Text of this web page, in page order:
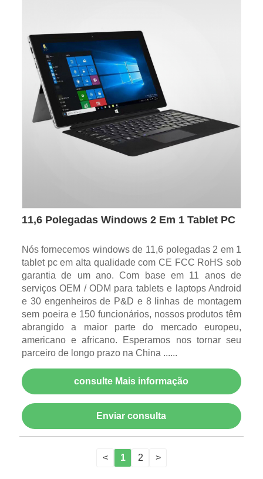
11,6 Polegadas Windows 2 Em 1 Tablet PC
Nós fornecemos windows de 11,6 polegadas 2 em 1
tablet pc em alta qualidade com CE FCC RoHS sob
garantia de um ano. Com base em 11 anos de
serviços OEM / ODM para tablets e laptops Android
e 30 engenheiros de P&D e 8 linhas de montagem
sem poeira e 150 funcionários, nossos produtos têm
abrangido a maior parte do mercado europeu,
americano e africano. Esperamos nos tornar seu
parceiro de longo prazo na China ......
consulte Mais informação
Enviar consulta
< 1 2 >